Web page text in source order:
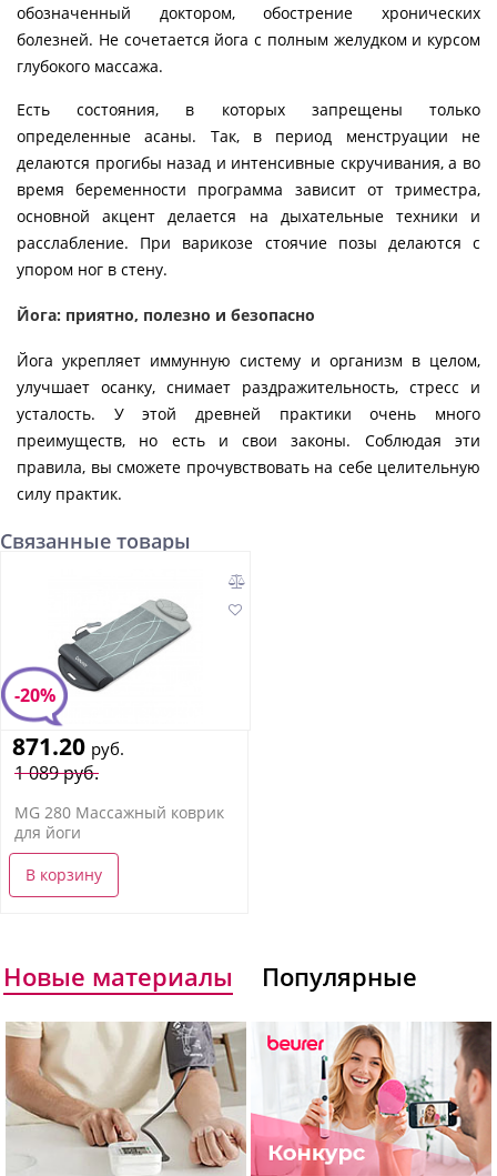
обозначенный доктором, обострение хронических
болезней. Не сочетается йога с полным желудком и курсом
глубокого массажа.
Есть состояния, в которых запрещены только
определенные асаны. Так, в период менструации не
делаются прогибы назад и интенсивные скручивания, а во
время беременности программа зависит от триместра,
основной акцент делается на дыхательные техники и
расслабление. При варикозе стоячие позы делаются с
упором ног в стену.
Йога: приятно, полезно и безопасно
Йога укрепляет иммунную систему и организм в целом,
улучшает осанку, снимает раздражительность, стресс и
усталость. У этой древней практики очень много
преимуществ, но есть и свои законы. Соблюдая эти
правила, вы сможете прочувствовать на себе целительную
силу практик.
Связанные товары
-20%
1 089 руб.
871.20 руб.
MG 280 Массажный коврик
для йоги
В корзину
Новые материалы Популярные